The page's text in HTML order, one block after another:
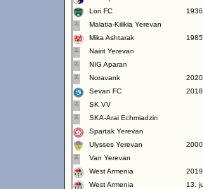
Lori FC
1936
Malatia-Kilikia Yerevan
Mika Ashtarak
1985
Nairit Yerevan
NIG Aparan
Noravank
2020
Sevan FC
2018
SK VV
SKA-Arai Echmiadzin
Spartak Yerevan
Ulysses Yerevan
2000
Van Yerevan
West Armenia
2019
West Armenia
13.